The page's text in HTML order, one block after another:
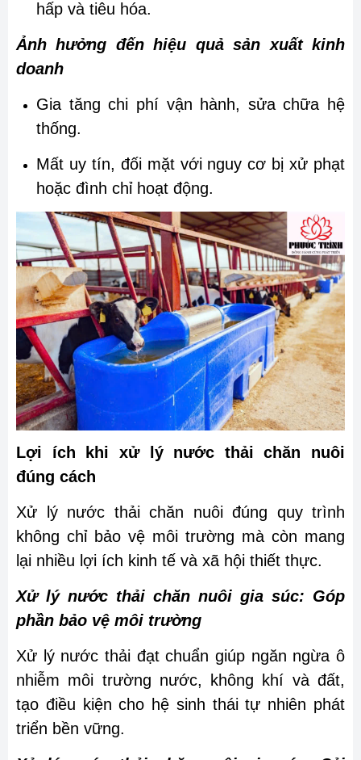
hấp và tiêu hóa.
Ảnh hưởng đến hiệu quả sản xuất kinh
doanh
Gia tăng chi phí vận hành, sửa chữa hệ
thống.
Mất uy tín, đối mặt với nguy cơ bị xử phạt
hoặc đình chỉ hoạt động.
Lợi ích khi xử lý nước thải chăn nuôi
đúng cách
Xử lý nước thải chăn nuôi đúng quy trình
không chỉ bảo vệ môi trường mà còn mang
lại nhiều lợi ích kinh tế và xã hội thiết thực.
Xử lý nước thải chăn nuôi gia súc: Góp
phần bảo vệ môi trường
Xử lý nước thải đạt chuẩn giúp ngăn ngừa ô
nhiễm môi trường nước, không khí và đất,
tạo điều kiện cho hệ sinh thái tự nhiên phát
triển bền vững.